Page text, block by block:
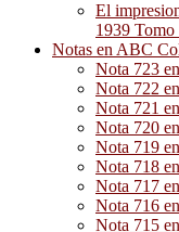
El
1939 Tomo
Notas en ABC
Nota 723
Nota 722
Nota 721
Nota 720
Nota 719
Nota 718
Nota 717
Nota 716
Nota 715